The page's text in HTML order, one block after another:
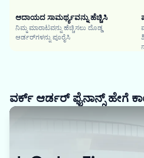
ಆದಾಯದ ಸಾಮರ್ಥ್ಯವನ್ನು ಹೆಚ್ಚಿಸಿ
ನಿಮ್ಮ ಮಾರಾಟವನ್ನು ಹೆಚ್ಚಿಸಲು ದೊಡ್ಡ
ಆರ್ಡರ್‌ಗಳನ್ನು ಪೂರೈಸಿ
ವರ್ಕ್ ಆರ್ಡರ್ ಫೈನಾನ್ಸ್ ಹೇಗೆ